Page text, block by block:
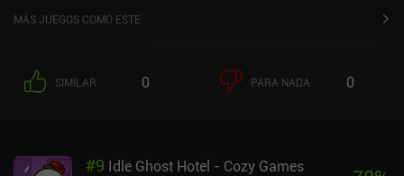
MÁS JUEGOS COMO ESTE
SIMILAR 0 PARA NADA 0
#9 Idle Ghost Hotel - Cozy Games